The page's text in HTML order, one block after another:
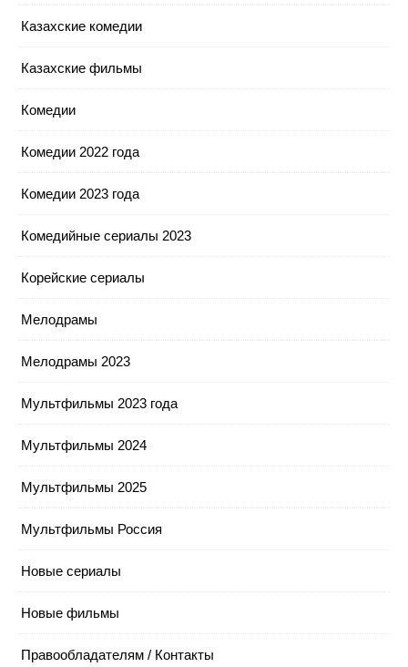
Казахские комедии
Казахские фильмы
Комедии
Комедии 2022 года
Комедии 2023 года
Комедийные сериалы 2023
Корейские сериалы
Мелодрамы
Мелодрамы 2023
Мультфильмы 2023 года
Мультфильмы 2024
Мультфильмы 2025
Мультфильмы Россия
Новые сериалы
Новые фильмы
Правообладателям / Контакты